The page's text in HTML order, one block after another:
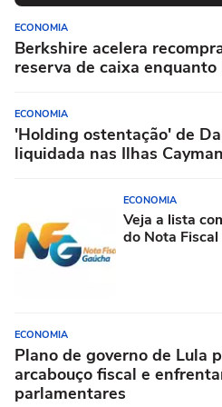
ECONOMIA
Berkshire acelera
reserva de caixa
ECONOMIA
'Holding ostentação' de
liquidada nas Ilhas Cayman
ECONOMIA
Veja a lista
do Nota Fiscal
ECONOMIA
Plano de governo de Lula
arcabouço fiscal e
parlamentares